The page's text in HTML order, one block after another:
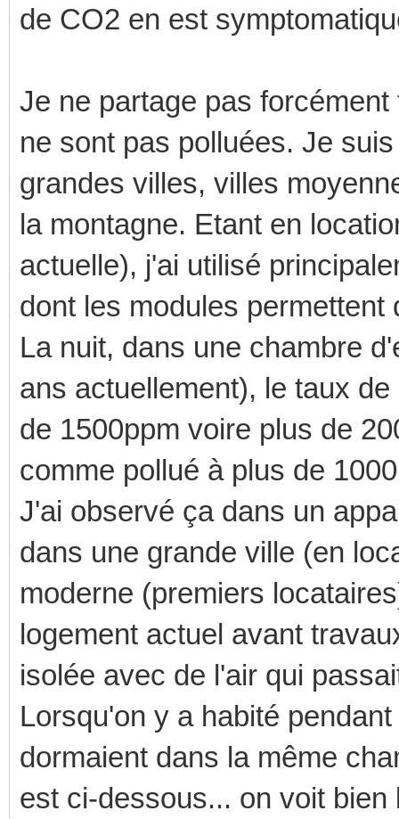
de CO2 en est
Je ne partage pas
ne sont pas polluées. Je
grandes villes, villes
la montagne. Etant en
actuelle), j'ai utilisé
dont les modules
La nuit, dans une chambre
ans actuellement), le taux
de 1500ppm voire plus de
comme pollué à plus de
J'ai observé ça dans un
dans une grande ville (en
moderne (premiers
logement actuel avant
isolée avec de l'air qui
Lorsqu'on y a habité
dormaient dans la même
est ci-dessous... on voit